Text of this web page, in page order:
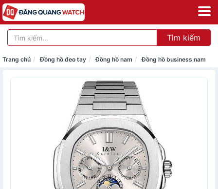
Tìm kiếm
Trang chủ Đồng hồ đeo tay Đồng hồ nam Đồng hồ business nam